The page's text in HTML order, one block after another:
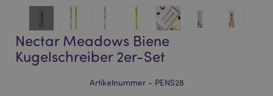
Nectar Meadows Biene
Kugelschreiber 2er-Set
Artikelnummer - PENS28